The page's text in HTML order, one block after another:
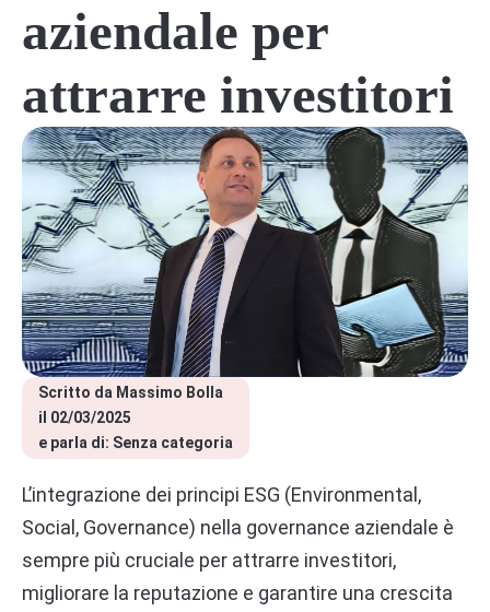
aziendale per
attrarre investitori
Scritto da Massimo Bolla
il 02/03/2025
e parla di: Senza categoria
L’integrazione dei principi ESG (Environmental,
Social, Governance) nella governance aziendale è
sempre più cruciale per attrarre investitori,
migliorare la reputazione e garantire una crescita